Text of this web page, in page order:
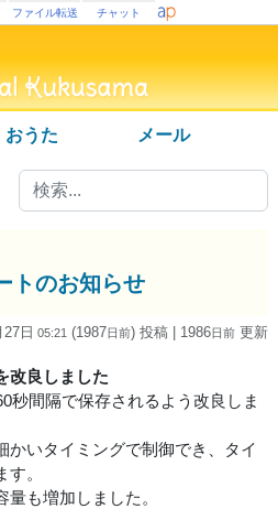
ファイル転送 チャット
おうた メール
トのお知らせ
日 05:21 (1987日前) 投稿 | 1986日前 更新
改良しました
秒間隔で保存されるよう改良しま
かいタイミングで制御でき、タイ
。
も増加しました。